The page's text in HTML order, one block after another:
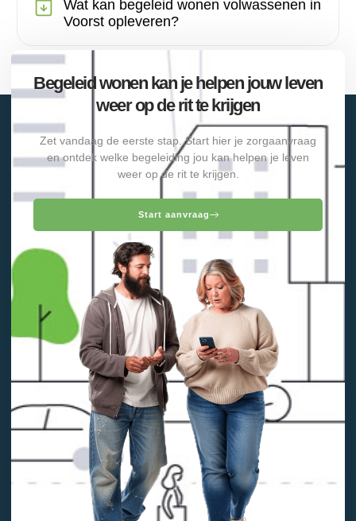
Wat kan begeleid wonen volwassenen in
Voorst opleveren?
Begeleid wonen kan je helpen jouw leven
weer op de rit te krijgen
Zet vandaag de eerste stap. Start hier je zorgaanvraag
en ontdek welke begeleiding jou kan helpen je leven
weer op de rit te krijgen.
Start aanvraag